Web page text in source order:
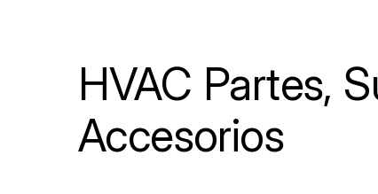
HVAC Partes,
Accesorios